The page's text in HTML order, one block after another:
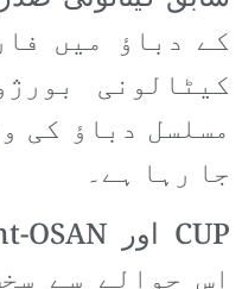
کے دباؤ میں
کیٹالونی
مسلسل دباؤ کی
جا رہا ہے۔